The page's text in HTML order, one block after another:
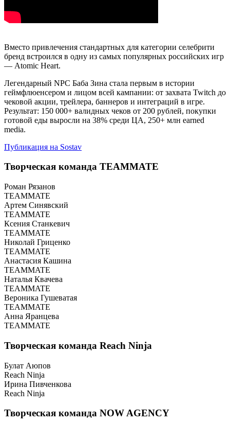
Вместо привлечения стандартных для категории селебрити
бренд встроился в одну из самых популярных российских игр
— Atomic Heart.
Легендарный NPC Баба Зина стала первым в истории
геймфлюенсером и лицом всей кампании: от захвата Twitch до
чековой акции, трейлера, баннеров и интеграций в игре.
Результат: 150 000+ валидных чеков от 200 рублей, покупки
готовой еды выросли на 38% среди ЦА, 250+ млн earned
media.
Публикация на Sostav
Творческая команда TEAMMATE
Роман Рязанов
TEAMMATE
Артем Синявский
TEAMMATE
Ксения Станкевич
TEAMMATE
Николай Гриценко
TEAMMATE
Анастасия Кашина
TEAMMATE
Наталья Квачева
TEAMMATE
Вероника Гушеватая
TEAMMATE
Анна Яранцева
TEAMMATE
Творческая команда Reach Ninja
Булат Аюпов
Reach Ninja
Ирина Пивченкова
Reach Ninja
Творческая команда NOW AGENCY